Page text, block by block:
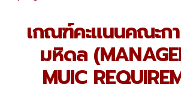
เกณฑ์คะแนนคณะก
มหิดล
MUIC